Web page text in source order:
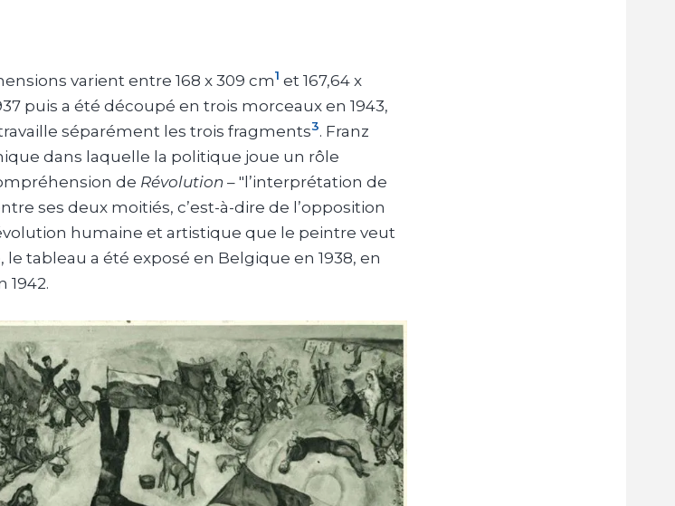
varient entre 168 x 309 cm1 et 167,64 x
puis a été découpé en trois morceaux en 1943,
séparément les trois fragments3. Franz
dans laquelle la politique joue un rôle
de Révolution – "l’interprétation de
ses deux moitiés, c’est-à-dire de l’opposition
humaine et artistique que le peintre veut
le tableau a été exposé en Belgique en 1938, en
1942.